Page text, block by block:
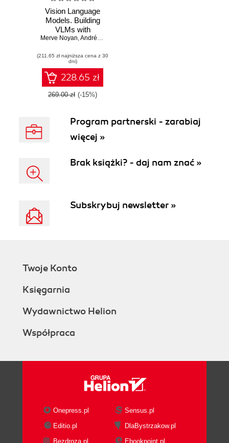
Vision Language
Models. Building
VLMs with
Hugging Face
Merve Noyan,Andrés Marafioti
(211,65 zł najniższa cena z 30
dni)
228.65 zł
269.00 zł (-15%)
Program partnerski - zarabiaj
więcej »
Brak książki? - daj nam znać »
Subskrybuj newsletter »
Twoje Konto
Księgarnia
Wydawnictwo Helion
Współpraca
Onepress.pl
Sensus.pl
Editio.pl
DlaBystrzakow.pl
Bezdroza.pl
Ebookpoint.pl